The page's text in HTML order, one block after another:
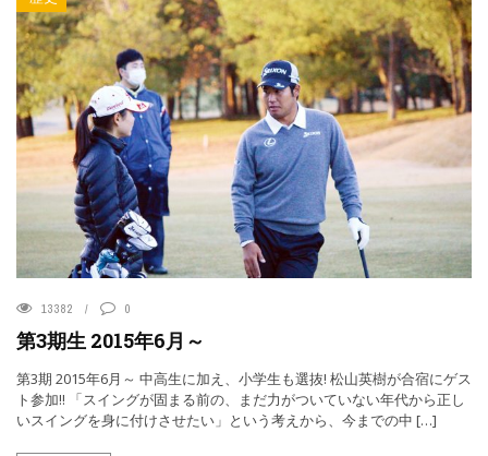
13382 0
第3期生 2015年6月～
第3期 2015年6月～ 中高生に加え、小学生も選抜! 松山英樹が合宿にゲス
ト参加!! 「スイングが固まる前の、まだ力がついていない年代から正し
いスイングを身に付けさせたい」という考えから、今までの中 […]